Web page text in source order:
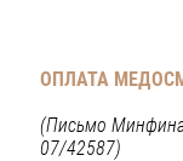
ОПЛАТА
(Письмо
07/42587)